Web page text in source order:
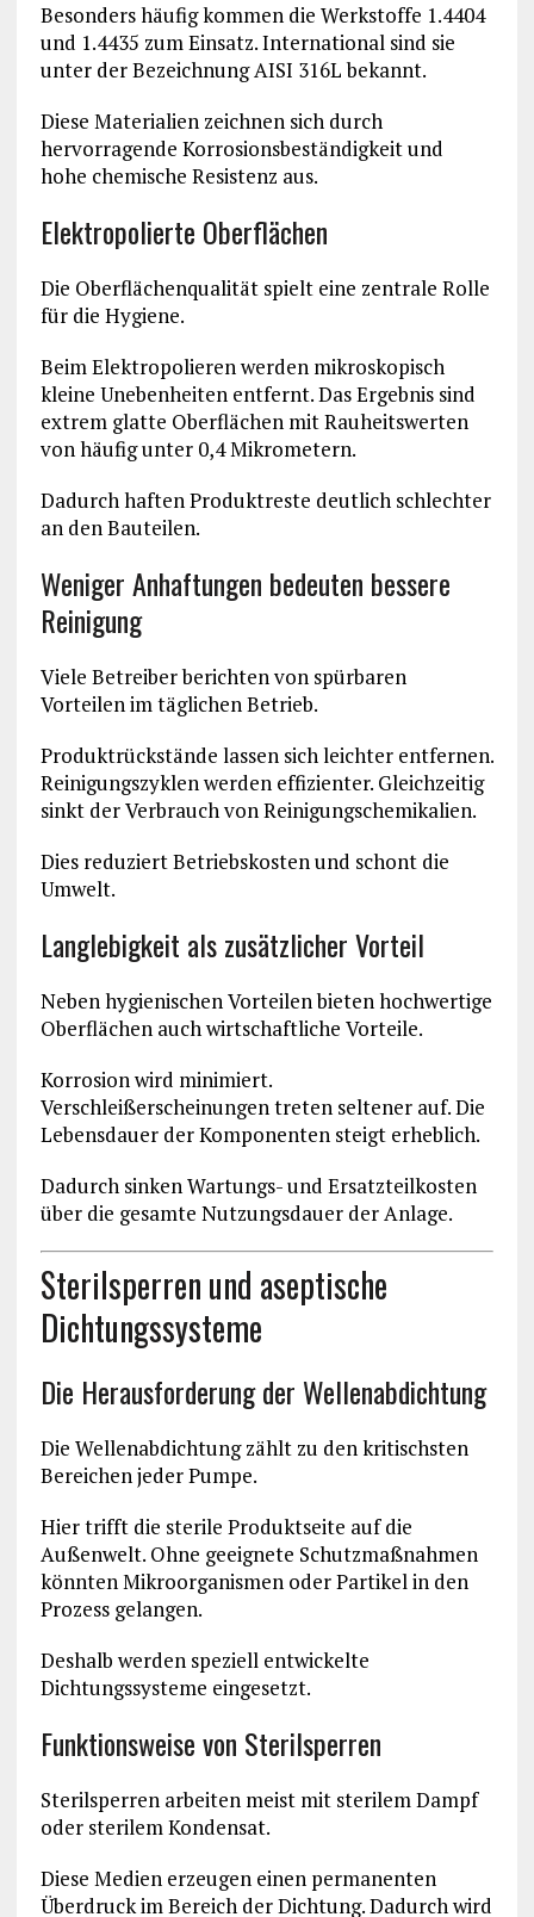
Besonders häufig kommen die Werkstoffe 1.4404
und 1.4435 zum Einsatz. International sind sie
unter der Bezeichnung AISI 316L bekannt.
Diese Materialien zeichnen sich durch
hervorragende Korrosionsbeständigkeit und
hohe chemische Resistenz aus.
Elektropolierte Oberflächen
Die Oberflächenqualität spielt eine zentrale Rolle
für die Hygiene.
Beim Elektropolieren werden mikroskopisch
kleine Unebenheiten entfernt. Das Ergebnis sind
extrem glatte Oberflächen mit Rauheitswerten
von häufig unter 0,4 Mikrometern.
Dadurch haften Produktreste deutlich schlechter
an den Bauteilen.
Weniger Anhaftungen bedeuten bessere
Reinigung
Viele Betreiber berichten von spürbaren
Vorteilen im täglichen Betrieb.
Produktrückstände lassen sich leichter entfernen.
Reinigungszyklen werden effizienter. Gleichzeitig
sinkt der Verbrauch von Reinigungschemikalien.
Dies reduziert Betriebskosten und schont die
Umwelt.
Langlebigkeit als zusätzlicher Vorteil
Neben hygienischen Vorteilen bieten hochwertige
Oberflächen auch wirtschaftliche Vorteile.
Korrosion wird minimiert.
Verschleißerscheinungen treten seltener auf. Die
Lebensdauer der Komponenten steigt erheblich.
Dadurch sinken Wartungs- und Ersatzteilkosten
über die gesamte Nutzungsdauer der Anlage.
Sterilsperren und aseptische
Dichtungssysteme
Die Herausforderung der Wellenabdichtung
Die Wellenabdichtung zählt zu den kritischsten
Bereichen jeder Pumpe.
Hier trifft die sterile Produktseite auf die
Außenwelt. Ohne geeignete Schutzmaßnahmen
könnten Mikroorganismen oder Partikel in den
Prozess gelangen.
Deshalb werden speziell entwickelte
Dichtungssysteme eingesetzt.
Funktionsweise von Sterilsperren
Sterilsperren arbeiten meist mit sterilem Dampf
oder sterilem Kondensat.
Diese Medien erzeugen einen permanenten
Überdruck im Bereich der Dichtung. Dadurch wird